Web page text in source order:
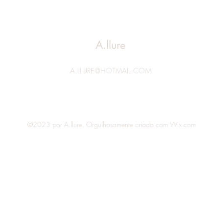
A.llure
A.LLURE@HOTMAIL.COM
©2023 por A.llure. Orgulhosamente criado com Wix.com